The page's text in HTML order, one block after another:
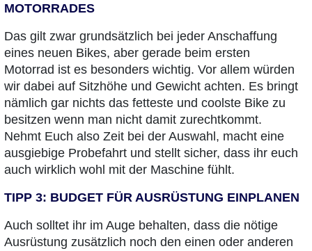
MOTORRADES
Das gilt zwar grundsätzlich bei jeder Anschaffung
eines neuen Bikes, aber gerade beim ersten
Motorrad ist es besonders wichtig. Vor allem würden
wir dabei auf Sitzhöhe und Gewicht achten. Es bringt
nämlich gar nichts das fetteste und coolste Bike zu
besitzen wenn man nicht damit zurechtkommt.
Nehmt Euch also Zeit bei der Auswahl, macht eine
ausgiebige Probefahrt und stellt sicher, dass ihr euch
auch wirklich wohl mit der Maschine fühlt.
TIPP 3: BUDGET FÜR AUSRÜSTUNG EINPLANEN
Auch solltet ihr im Auge behalten, dass die nötige
Ausrüstung zusätzlich noch den einen oder anderen